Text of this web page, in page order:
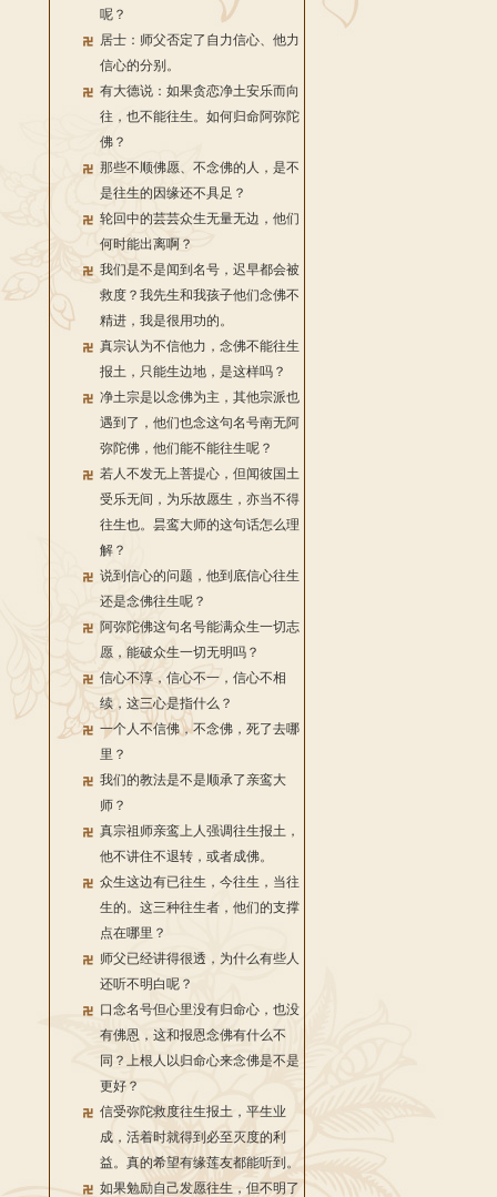
呢？
居士：师父否定了自力信心、他力
信心的分别。
有大德说：如果贪恋净土安乐而向
往，也不能往生。如何归命阿弥陀
佛？
那些不顺佛愿、不念佛的人，是不
是往生的因缘还不具足？
轮回中的芸芸众生无量无边，他们
何时能出离啊？
我们是不是闻到名号，迟早都会被
救度？我先生和我孩子他们念佛不
精进，我是很用功的。
真宗认为不信他力，念佛不能往生
报土，只能生边地，是这样吗？
净土宗是以念佛为主，其他宗派也
遇到了，他们也念这句名号南无阿
弥陀佛，他们能不能往生呢？
若人不发无上菩提心，但闻彼国土
受乐无间，为乐故愿生，亦当不得
往生也。昙鸾大师的这句话怎么理
解？
说到信心的问题，他到底信心往生
还是念佛往生呢？
阿弥陀佛这句名号能满众生一切志
愿，能破众生一切无明吗？
信心不淳，信心不一，信心不相
续，这三心是指什么？
一个人不信佛，不念佛，死了去哪
里？
我们的教法是不是顺承了亲鸾大
师？
真宗祖师亲鸾上人强调往生报土，
他不讲住不退转，或者成佛。
众生这边有已往生，今往生，当往
生的。这三种往生者，他们的支撑
点在哪里？
师父已经讲得很透，为什么有些人
还听不明白呢？
口念名号但心里没有归命心，也没
有佛恩，这和报恩念佛有什么不
同？上根人以归命心来念佛是不是
更好？
信受弥陀救度往生报土，平生业
成，活着时就得到必至灭度的利
益。真的希望有缘莲友都能听到。
如果勉励自己发愿往生，但不明了